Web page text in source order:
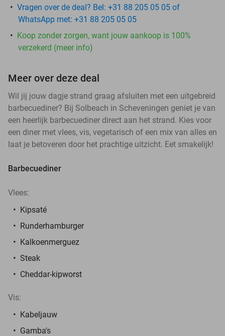
Vragen over de deal? Bel: +31 88 205 05 05 of
WhatsApp met: +31 88 205 05 05
Koop zonder zorgen, want jouw aankoop is 100%
verzekerd (meer info)
Meer over deze deal
Wil jij jouw dagje strand graag afsluiten met een uitgebreid
barbecuediner? Bij Solbeach in Scheveningen geniet je van
een heerlijk barbecuediner direct aan het strand. Kies voor
een diner met vlees, vis, vegetarisch of een mix van alles en
laat je betoveren door het prachtige uitzicht. Eet smakelijk!
Barbecuediner
Vlees:
Kipsaté
Runderhamburger
Kalkoenmerguez
Steak
Cheddar-kipworst
Vis:
Kabeljauw
Gamba's